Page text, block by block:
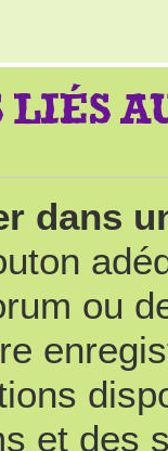
dans
ou
et des